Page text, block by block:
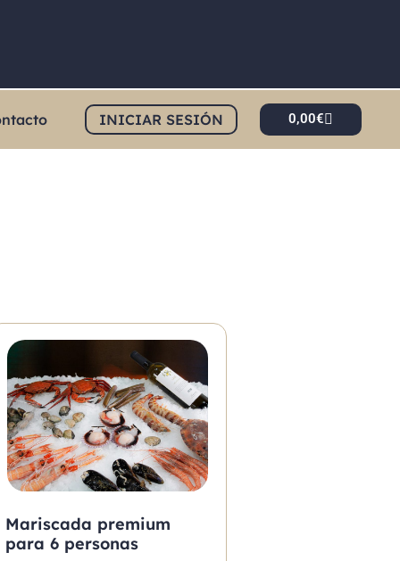
INICIAR SESIÓN 0,00€
Mariscada premium
para 6 personas